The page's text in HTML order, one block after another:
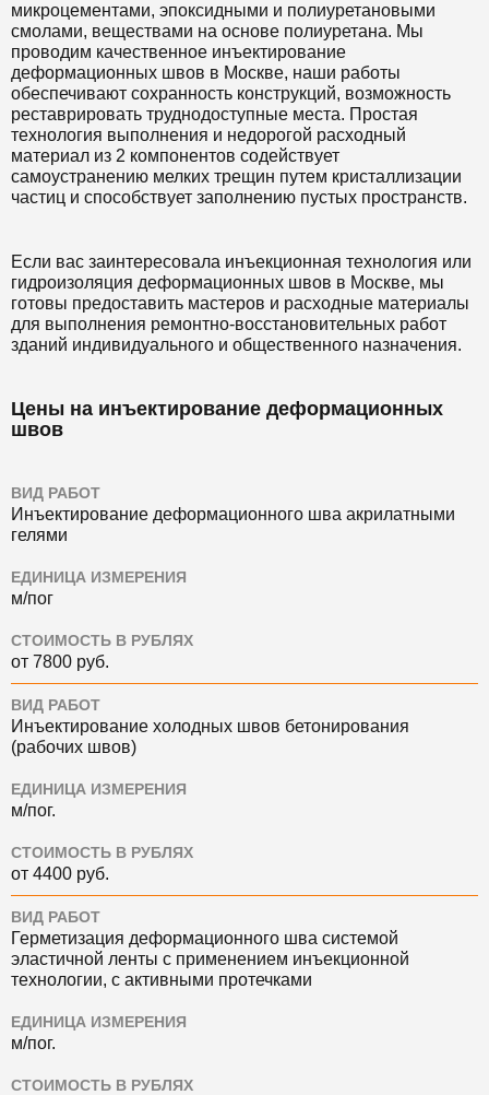
микроцементами, эпоксидными и полиуретановыми
смолами, веществами на основе полиуретана. Мы
проводим качественное инъектирование
деформационных швов в Москве, наши работы
обеспечивают сохранность конструкций, возможность
реставрировать труднодоступные места. Простая
технология выполнения и недорогой расходный
материал из 2 компонентов содействует
самоустранению мелких трещин путем кристаллизации
частиц и способствует заполнению пустых пространств.
Если вас заинтересовала инъекционная технология или
гидроизоляция деформационных швов в Москве, мы
готовы предоставить мастеров и расходные материалы
для выполнения ремонтно-восстановительных работ
зданий индивидуального и общественного назначения.
Цены на инъектирование деформационных
швов
ВИД РАБОТ
Инъектирование деформационного шва акрилатными
гелями
ЕДИНИЦА ИЗМЕРЕНИЯ
м/пог
СТОИМОСТЬ В РУБЛЯХ
от 7800 руб.
ВИД РАБОТ
Инъектирование холодных швов бетонирования
(рабочих швов)
ЕДИНИЦА ИЗМЕРЕНИЯ
м/пог.
СТОИМОСТЬ В РУБЛЯХ
от 4400 руб.
ВИД РАБОТ
Герметизация деформационного шва системой
эластичной ленты с применением инъекционной
технологии, с активными протечками
ЕДИНИЦА ИЗМЕРЕНИЯ
м/пог.
СТОИМОСТЬ В РУБЛЯХ